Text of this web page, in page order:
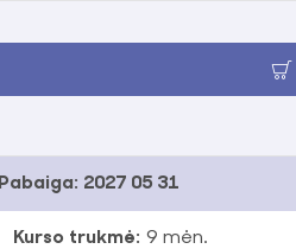
Pabaiga: 2027 05 31
Kurso trukmė: 9 mėn.